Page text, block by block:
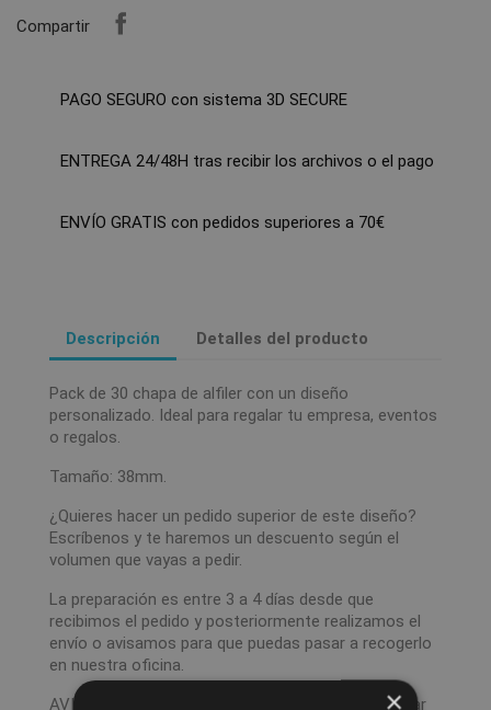
Compartir
PAGO SEGURO con sistema 3D SECURE
ENTREGA 24/48H tras recibir los archivos o el pago
ENVÍO GRATIS con pedidos superiores a 70€
Descripción Detalles del producto
Pack de 30 chapa de alfiler con un diseño
personalizado. Ideal para regalar tu empresa, eventos
o regalos.
Tamaño: 38mm.
¿Quieres hacer un pedido superior de este diseño?
Escríbenos y te haremos un descuento según el
volumen que vayas a pedir.
La preparación es entre 3 a 4 días desde que
recibimos el pedido y posteriormente realizamos el
envío o avisamos para que puedas pasar a recogerlo
en nuestra oficina.
AVISO: El tamaño del diseño y colores pueden variar
×